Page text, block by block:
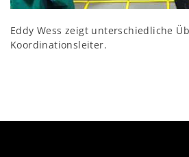
Eddy Wess zeigt unterschiedliche
Koordinationsleiter.